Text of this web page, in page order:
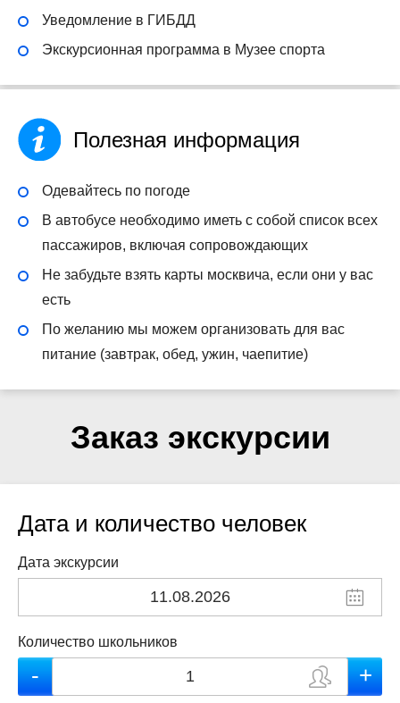
Уведомление в ГИБДД
Экскурсионная программа в Музее спорта
Полезная информация
Одевайтесь по погоде
В автобусе необходимо иметь с собой список всех
пассажиров, включая сопровождающих
Не забудьте взять карты москвича, если они у вас
есть
По желанию мы можем организовать для вас
питание (завтрак, обед, ужин, чаепитие)
Заказ экскурсии
Дата и количество человек
Дата экскурсии
Количество школьников